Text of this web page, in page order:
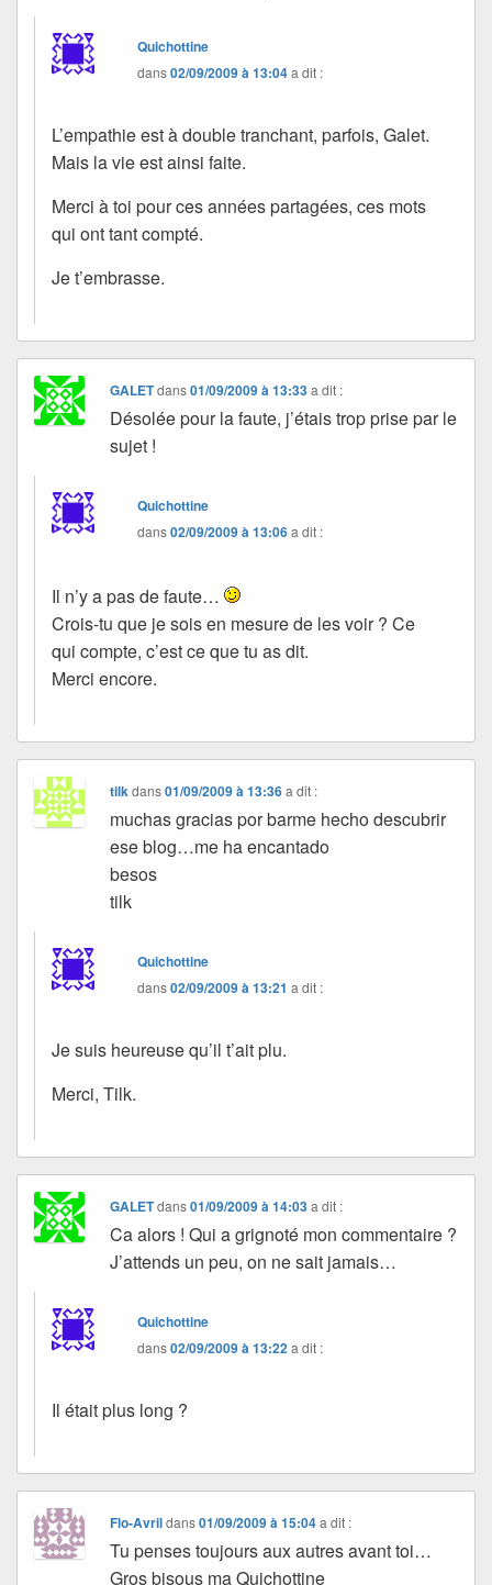
Quichottine
dans02/09/2009 à 13:04a dit :
L’empathie est à double tranchant, parfois, Galet.
Mais la vie est ainsi faite.
Merci à toi pour ces années partagées, ces mots
qui ont tant compté.
Je t’embrasse.
GALETdans01/09/2009 à 13:33 a dit :
Désolée pour la faute, j’étais trop prise par le
sujet !
Quichottine
dans02/09/2009 à 13:06a dit :
Il n’y a pas de faute…
Crois-tu que je sois en mesure de les voir ? Ce
qui compte, c’est ce que tu as dit.
Merci encore.
tilkdans01/09/2009 à 13:36 a dit :
muchas gracias por barme hecho descubrir
ese blog…me ha encantado
besos
tilk
Quichottine
dans02/09/2009 à 13:21 a dit :
Je suis heureuse qu’il t’ait plu.
Merci, Tilk.
GALETdans01/09/2009 à 14:03 a dit :
Ca alors ! Qui a grignoté mon commentaire ?
J’attends un peu, on ne sait jamais…
Quichottine
dans02/09/2009 à 13:22a dit :
Il était plus long ?
Flo-Avrildans01/09/2009 à 15:04 a dit :
Tu penses toujours aux autres avant toi…
Gros bisous ma Quichottine